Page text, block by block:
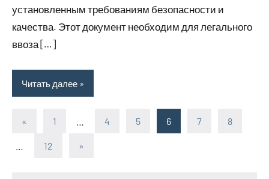
установленным требованиям безопасности и
качества. Этот документ необходим для легального
ввоза […]
Читать далее
«
Предыдущие
1 4 5 6 7 8
12
Следующие
»